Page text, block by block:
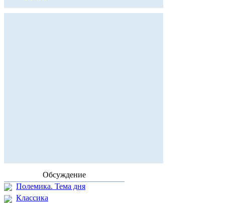
Обсуждение
Полемика. Тема дня
Классика